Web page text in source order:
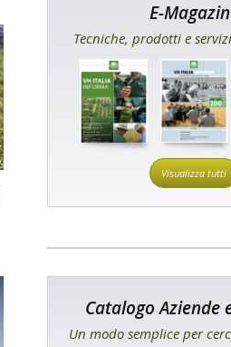
E-
Tecniche, prodotti e
Visualizza tutti
Catalogo Aziende
Un modo semplice per